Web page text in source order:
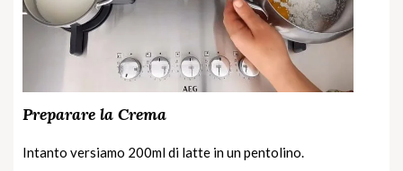
Preparare la Crema
Intanto versiamo 200ml di latte in un pentolino.